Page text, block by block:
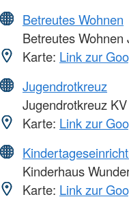
Betreutes Wohnen
Betreutes Wohnen
Karte: Link zur
Jugendrotkreuz
Jugendrotkreuz
Karte: Link zur
Kinderhaus
Karte: Link zur